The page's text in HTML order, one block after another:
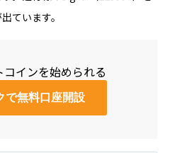
ています。
インを始められる
で無料口座開設